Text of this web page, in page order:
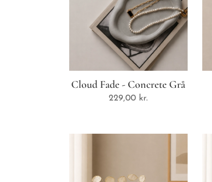
Cloud Fade - Concrete Grå
229,00 kr.